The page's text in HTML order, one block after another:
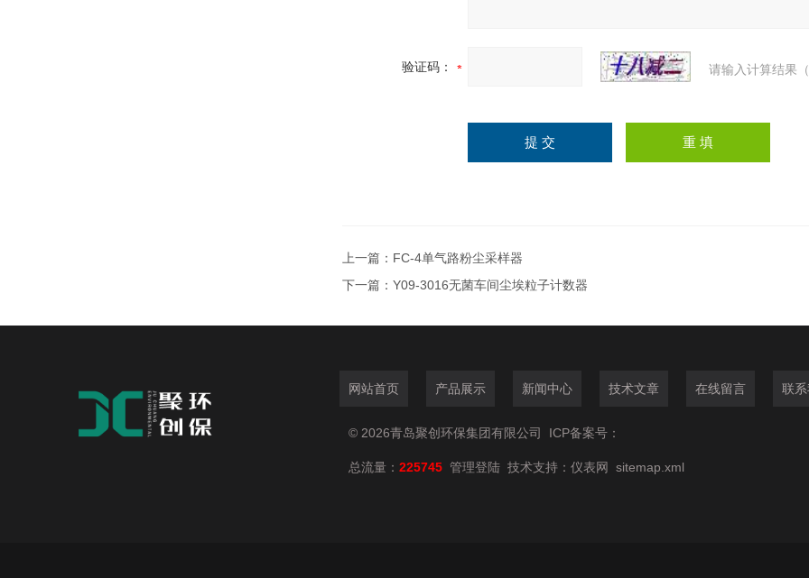
验证码： 请输入计算结果
上一篇： FC-4单气路粉尘采样器
下一篇： Y09-3016无菌车间尘埃粒子计数器
网站首页 产品展示 新闻中心 技术文章 在线留言 联
© 2026青岛聚创环保集团有限公司 ICP备案号：
总流量： 225745 管理登陆 技术支持： 仪表网 sitemap.xml